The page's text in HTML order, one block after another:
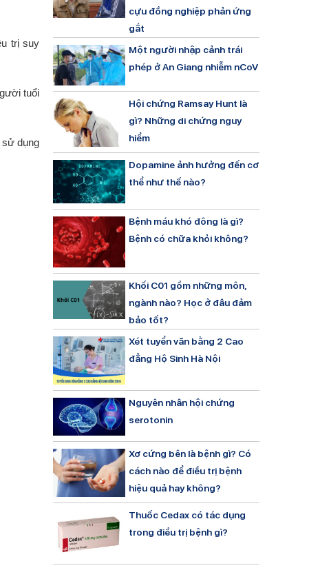
trị suy
tuổi
dụng
cựu đồng nghiệp phản ứng
gắt
Một người nhập cảnh trái
phép ở An Giang nhiễm nCoV
Hội chứng Ramsay Hunt là
gì? Những di chứng nguy
hiểm
Dopamine ảnh hưởng đến cơ
thể như thế nào?
Bệnh máu khó đông là gì?
Bệnh có chữa khỏi không?
Khối C01 gồm những môn,
ngành nào? Học ở đâu đảm
bảo tốt?
Xét tuyển văn bằng 2 Cao
đẳng Hộ Sinh Hà Nội
Nguyên nhân hội chứng
serotonin
Xơ cứng bên là bệnh gì? Có
cách nào để điều trị bệnh
hiệu quả hay không?
Thuốc Cedax có tác dụng
trong điều trị bệnh gì?